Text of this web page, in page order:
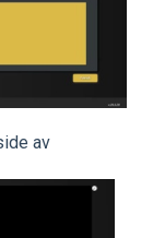
av